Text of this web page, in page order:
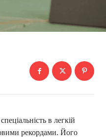
в легкій
рекордами. Його